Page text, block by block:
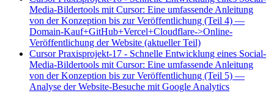
Media-Bildertools mit Cursor: Eine umfassende Anleitung
von der Konzeption bis zur Veröffentlichung (Teil 4) —
Domain-Kauf+GitHub+Vercel+Cloudflare->Online-
Veröffentlichung der Website (aktueller Teil)
Cursor Praxisprojekt-17 - Schnelle Entwicklung eines Social-
Media-Bildertools mit Cursor: Eine umfassende Anleitung
von der Konzeption bis zur Veröffentlichung (Teil 5) —
Analyse der Website-Besuche mit Google Analytics